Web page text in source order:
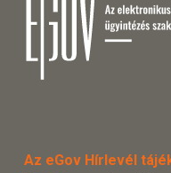
Az eGov Hírlevél